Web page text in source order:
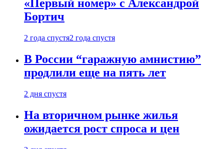
«Первый номер» с Александрой
Бортич
2 года спустя2 года спустя
В России “гаражную амнистию”
продлили еще на пять лет
2 дня спустя
На вторичном рынке жилья
ожидается рост спроса и цен